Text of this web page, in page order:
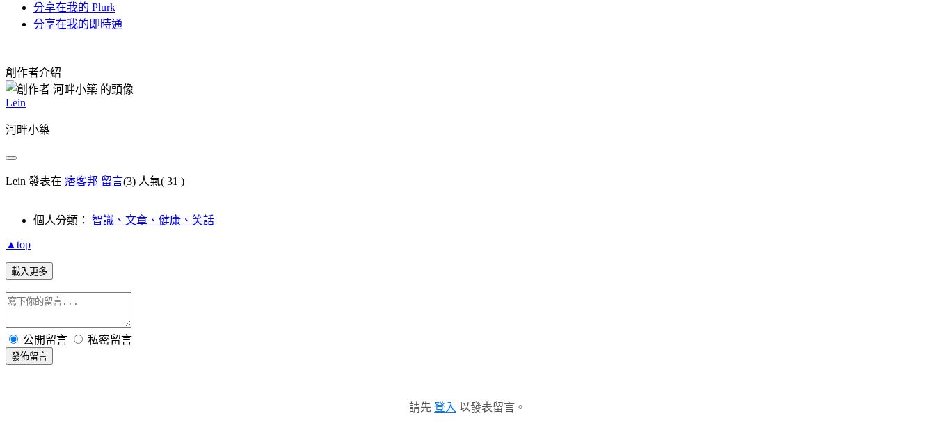
分享在我的 Plurk
分享在我的即時通
創作者介紹
Lein
河畔小築
Lein 發表在 痞客邦 留言(3) 人氣( 31 )
個人分類： 智識、文章、健康、笑話
▲top
載入更多
公開留言 私密留言
發佈留言
請先 登入 以發表留言。